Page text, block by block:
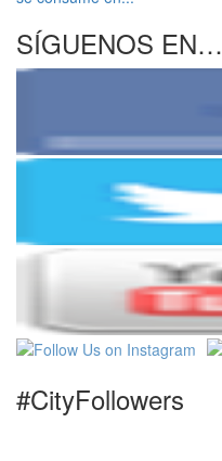
SÍGUENOS EN…
#CityFollowers